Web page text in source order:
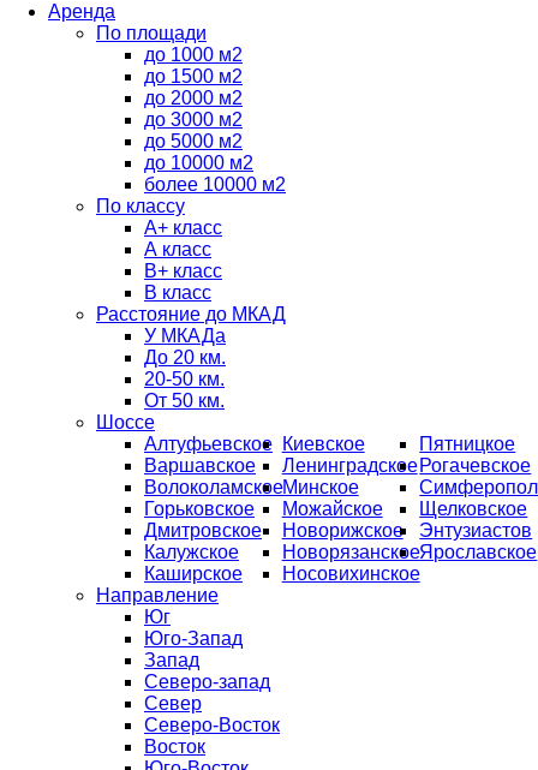
Аренда
По площади
до 1000 м2
до 1500 м2
до 2000 м2
до 3000 м2
до 5000 м2
до 10000 м2
более 10000 м2
По классу
А+ класс
А класс
B+ класс
В класс
Расстояние до МКАД
У МКАДа
До 20 км.
20-50 км.
От 50 км.
Шоссе
Алтуфьевское
Варшавское
Волоколамское
Горьковское
Дмитровское
Калужское
Каширское
Киевское
Ленинградское
Минское
Можайское
Новорижское
Новорязанское
Носовихинское
Пятницкое
Рогачевское
Щелковское
Энтузиастов
Ярославское
Направление
Юг
Юго-Запад
Запад
Северо-запад
Север
Северо-Восток
Восток